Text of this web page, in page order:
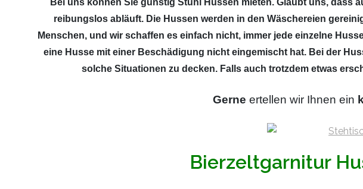
reibungslos abläuft. Die Hussen werden in den Wäschereien
Menschen, und wir schaffen es einfach nicht, immer jede einzelne
eine Husse mit einer Beschädigung nicht eingemischt hat. Bei der
solche Situationen zu decken. Falls auch trotzdem etwas
Gerne ertellen wir Ihnen ein
Bierzeltgarnitur